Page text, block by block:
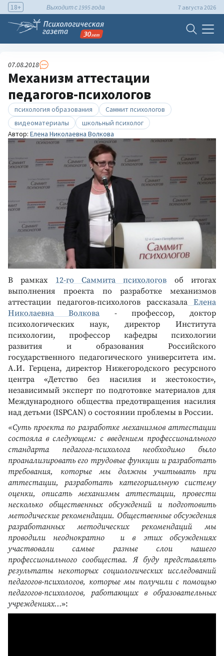
18+ Выходит с 1995 года 7 августа 2026
07.08.2018
Механизм аттестации
педагогов-психологов
психология образования
Саммит психологов
видеоматериалы
школьный психолог
Автор: Елена Николаевна Волкова
В рамках 12-го Саммита психологов об итогах
выполнения проекта по разработке механизмов
аттестации педагогов-психологов рассказала Елена
Николаевна Волкова - профессор, доктор
психологических наук, директор Института
психологии, профессор кафедры психологии
развития и образования Российского
государственного педагогического университета им.
А.И. Герцена, директор Нижегородского ресурсного
центра «Детство без насилия и жестокости»,
независимый эксперт по подготовке материалов для
Международного общества предотвращения насилия
над детьми (ISPCAN) о состоянии проблемы в России.
«Суть проекта по разработке механизмов аттестации
состояла в следующем: с введением профессионального
стандарта педагога-психолога необходимо было
проанализировать его трудовые функции и разработать
требования, которые мы должны учитывать при
аттестации, разработать категориальную систему
оценки, описать механизмы аттестации, провести
несколько общественных обсуждений и подготовить
методические рекомендации. Общественные обсуждения
разработанных методических рекомендаций мы
проводили неоднократно и в этих обсуждениях
участвовали самые разные слои нашего
профессионального сообщества. Я буду представлять
результаты некоторых социологических исследований
педагогов-психологов, которые мы получили с помощью
педагогов-психологов, работающих в образовательных
учреждениях…»: